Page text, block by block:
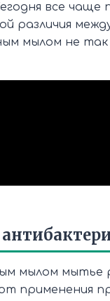
все чаще
различия
мылом не так
мылом мытье
применения